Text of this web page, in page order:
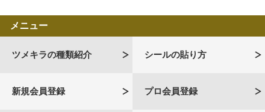
メニュー
ツメキラの種類紹介 シールの貼り方
新規会員登録 プロ会員登録